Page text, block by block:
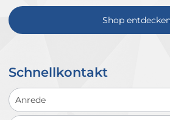
Shop
Schnellkontakt
Schnellkontakt